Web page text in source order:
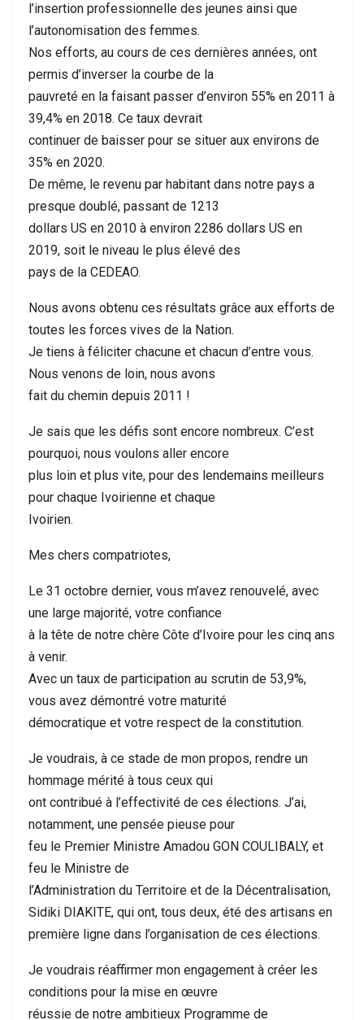
l’insertion professionnelle des jeunes ainsi que
l’autonomisation des femmes.
Nos efforts, au cours de ces dernières années, ont
permis d’inverser la courbe de la
pauvreté en la faisant passer d’environ 55% en 2011 à
39,4% en 2018. Ce taux devrait
continuer de baisser pour se situer aux environs de
35% en 2020.
De même, le revenu par habitant dans notre pays a
presque doublé, passant de 1213
dollars US en 2010 à environ 2286 dollars US en
2019, soit le niveau le plus élevé des
pays de la CEDEAO.
Nous avons obtenu ces résultats grâce aux efforts de
toutes les forces vives de la Nation.
Je tiens à féliciter chacune et chacun d’entre vous.
Nous venons de loin, nous avons
fait du chemin depuis 2011 !
Je sais que les défis sont encore nombreux. C’est
pourquoi, nous voulons aller encore
plus loin et plus vite, pour des lendemains meilleurs
pour chaque Ivoirienne et chaque
Ivoirien.
Mes chers compatriotes,
Le 31 octobre dernier, vous m’avez renouvelé, avec
une large majorité, votre confiance
à la tête de notre chère Côte d’Ivoire pour les cinq ans
à venir.
Avec un taux de participation au scrutin de 53,9%,
vous avez démontré votre maturité
démocratique et votre respect de la constitution.
Je voudrais, à ce stade de mon propos, rendre un
hommage mérité à tous ceux qui
ont contribué à l’effectivité de ces élections. J’ai,
notamment, une pensée pieuse pour
feu le Premier Ministre Amadou GON COULIBALY, et
feu le Ministre de
l’Administration du Territoire et de la Décentralisation,
Sidiki DIAKITE, qui ont, tous deux, été des artisans en
première ligne dans l’organisation de ces élections.
Je voudrais réaffirmer mon engagement à créer les
conditions pour la mise en œuvre
réussie de notre ambitieux Programme de